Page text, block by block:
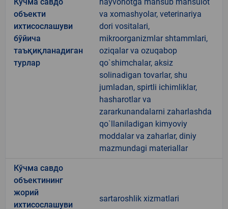
объекти
ихтисослашуви
бўйича
таъқиқланадиган
турлар
va xomashyolar, veterinariya
dori vositalari,
mikroorganizmlar shtammlari,
oziqalar va ozuqabop
qo`shimchalar, aksiz
solinadigan tovarlar, shu
jumladan, spirtli ichimliklar,
hasharotlar va
zararkunandalarni zaharlashda
qo`llaniladigan kimyoviy
moddalar va zaharlar, diniy
mazmundagi materiallar
Кўчма савдо
объектининг
жорий
ихтисослашуви
sartaroshlik xizmatlari